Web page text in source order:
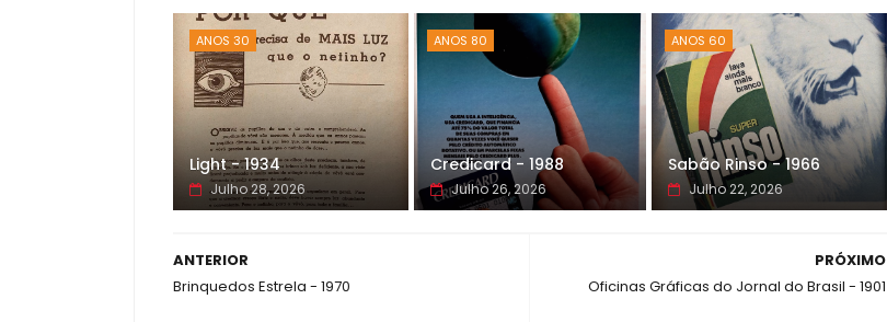
ANOS 30
Light - 1934
Julho 28, 2026
ANOS 80
Credicard - 1988
Julho 26, 2026
ANOS 60
Sabão Rinso - 1966
Julho 22, 2026
PRÓXIMO
Oficinas Gráficas do Jornal do Brasil - 1901
ANTERIOR
Brinquedos Estrela - 1970